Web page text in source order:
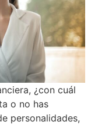
¿con cuál
o no has
personalidades,